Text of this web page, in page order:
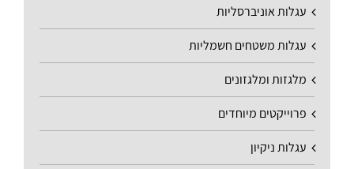
עגלות אוניברסליות
עגלות משטחים חשמליות
מלגזות ומלגזונים
פרוייקטים מיוחדים
עגלות ניקיון